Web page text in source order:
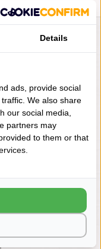
Details
ads, provide social
We also share
our social media,
partners may
to them or that